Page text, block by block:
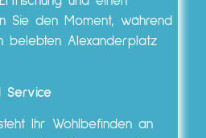
Sie den Moment, während
belebten Alexanderplatz
Service
Ihr Wohlbefinden an